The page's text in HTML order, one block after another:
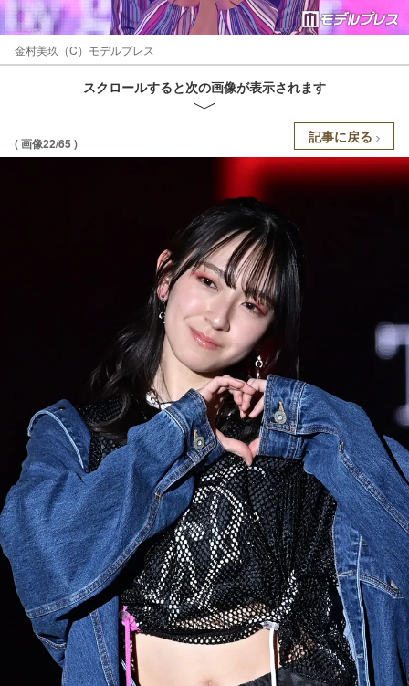
金村美玖（C）モデルプレス
スクロールすると次の画像が表示されます
( 画像22/65 ) 記事に戻る